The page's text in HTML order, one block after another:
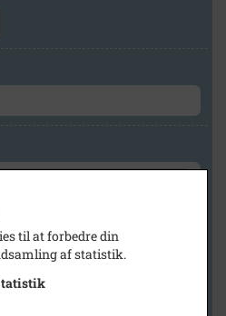
til at forbedre din
af statistik.